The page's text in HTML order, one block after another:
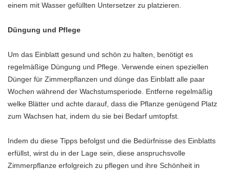
einem mit Wasser gefüllten Untersetzer zu platzieren.
Düngung und Pflege
Um das Einblatt gesund und schön zu halten, benötigt es
regelmäßige Düngung und Pflege. Verwende einen speziellen
Dünger für Zimmerpflanzen und dünge das Einblatt alle paar
Wochen während der Wachstumsperiode. Entferne regelmäßig
welke Blätter und achte darauf, dass die Pflanze genügend Platz
zum Wachsen hat, indem du sie bei Bedarf umtopfst.
Indem du diese Tipps befolgst und die Bedürfnisse des Einblatts
erfüllst, wirst du in der Lage sein, diese anspruchsvolle
Zimmerpflanze erfolgreich zu pflegen und ihre Schönheit in